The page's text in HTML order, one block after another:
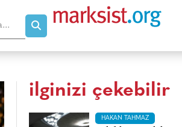
ilginizi çekebilir
HAKAN TAHMAZ